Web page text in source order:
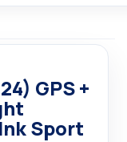
GPS +
Sport